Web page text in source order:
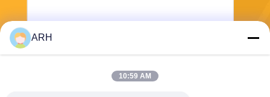
ARH
10:59 AM